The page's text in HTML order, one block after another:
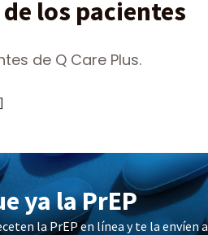
los pacientes
de Q Care Plus.
ya la PrEP
la PrEP en línea y te la envíen a